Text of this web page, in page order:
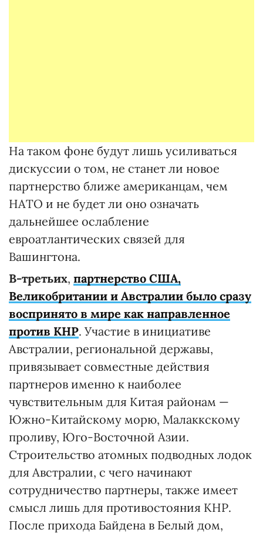
На таком фоне будут лишь усиливаться
дискуссии о том, не станет ли новое
партнерство ближе американцам, чем
НАТО и не будет ли оно означать
дальнейшее ослабление
евроатлантических связей для
Вашингтона.
В-третьих, партнерство США,
Великобритании и Австралии было сразу
воспринято в мире как направленное
против КНР. Участие в инициативе
Австралии, региональной державы,
привязывает совместные действия
партнеров именно к наиболее
чувствительным для Китая районам —
Южно-Китайскому морю, Малаккскому
проливу, Юго-Восточной Азии.
Строительство атомных подводных лодок
для Австралии, с чего начинают
сотрудничество партнеры, также имеет
смысл лишь для противостояния КНР.
После прихода Байдена в Белый дом,